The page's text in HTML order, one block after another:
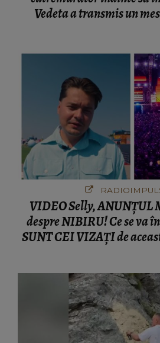
Vedeta a transmis un
VIDEO Selly, ANUNȚUL
despre NIBIRU! Ce se va
SUNT CEI VIZAȚI de